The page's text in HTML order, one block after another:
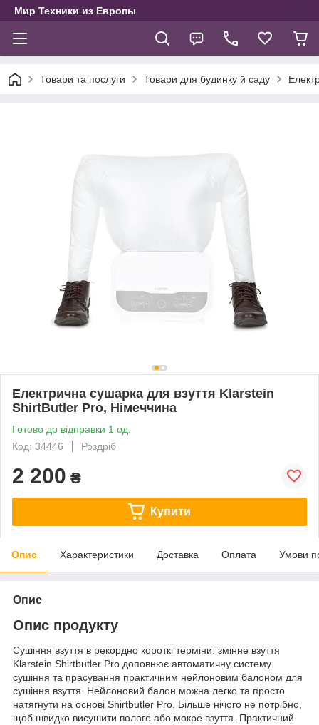
Мир Техники из Европы
Товари та послуги Товари для будинку й саду
Електрична сушарка для взуття Klarstein
ShirtButler Pro, Німеччина
Готово до відправки 1 од.
Код: 34446
Роздріб
2 200 ₴
Купити
Опис Характеристики Доставка Оплата Умови
Опис
Опис продукту
Сушіння взуття в рекордно короткі терміни: змінне взуття
Klarstein Shirtbutler Pro доповнює автоматичну систему
сушіння та прасування практичним нейлоновим балоном для
сушіння взуття. Нейлоновий балон можна легко та просто
натягнути на основі Shirtbutler Pro. Більше нічого не потрібно,
щоб швидко висушити вологе або мокре взуття. Практичний